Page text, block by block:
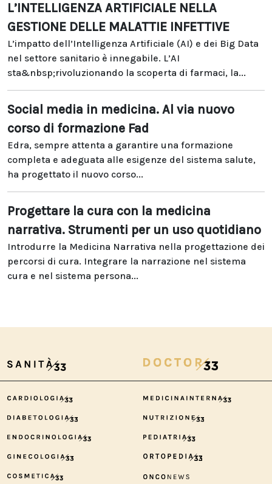
L’INTELLIGENZA ARTIFICIALE NELLA
GESTIONE DELLE MALATTIE INFETTIVE
L’impatto dell’Intelligenza Artificiale (AI) e dei Big Data
nel settore sanitario è innegabile. L’AI
sta&nbsp;rivoluzionando la scoperta di farmaci, la...
Social media in medicina. Al via nuovo
corso di formazione Fad
Edra, sempre attenta a garantire una formazione
completa e adeguata alle esigenze del sistema salute,
ha progettato il nuovo corso...
Progettare la cura con la medicina
narrativa. Strumenti per un uso quotidiano
Introdurre la Medicina Narrativa nella progettazione dei
percorsi di cura. Integrare la narrazione nel sistema
cura e nel sistema persona...